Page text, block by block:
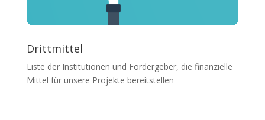
Drittmittel
Liste der Institutionen und Fördergeber, die finanzielle
Mittel für unsere Projekte bereitstellen